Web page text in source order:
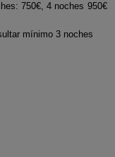
750€, 4 noches 950€
mínimo 3 noches